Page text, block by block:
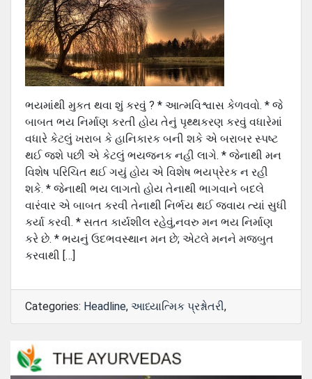
ભયમાંથી મુકત થવા શું કરવું ? * આત્મવિશ્વાસ કેળવવો. * જે
બાબત ભય નિર્માણ કરતી હોય તેનું પૃથ્થકરણ કરવું વધારેમાં
વધારે કેટલું ખરાબ કે હાનિકારક બની શકે એ બરાબર સ્પષ્ટ
થઈ જશે પછી એ કેટલું ભયજનક નહી લાગે. * જેનાથી મન
વિશેષ પરિચિત થઈ ગયું હોય એ વિશેષ ભયપ્રેરક ન રહી
શકે. * જેનાથી ભય લાગતો હોય તેનાથી ભાગવાને બદલે
વારંવાર એ બાબત કરવી તેનાથી નિર્ભય થઈ જવાય ત્યાં સુધી
કર્યા કરવી. * સતત કાર્યશીલ રહેવું,નવરુ મન ભય નિર્માણ
કરે છે. * ભયનું ઉદભવસ્થાન મન છે; એટલે મનને મજબુત
કરવાથી […]
Categories: Headline, આધ્યાત્મિક પ્રશ્નોતરી,